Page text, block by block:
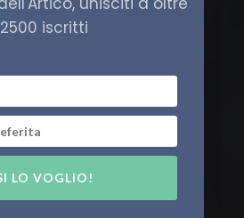
come cambiano le
2500 iscritti
LO VOGLIO!